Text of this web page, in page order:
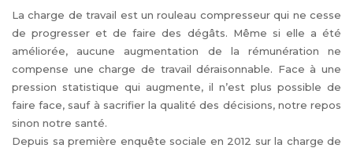
La charge de travail est un rouleau compresseur qui ne cesse
de progresser et de faire des dégâts. Même si elle a été
améliorée, aucune augmentation de la rémunération ne
compense une charge de travail déraisonnable. Face à une
pression statistique qui augmente, il n’est plus possible de
faire face, sauf à sacrifier la qualité des décisions, notre repos
sinon notre santé.
Depuis sa première enquête sociale en 2012 sur la charge de